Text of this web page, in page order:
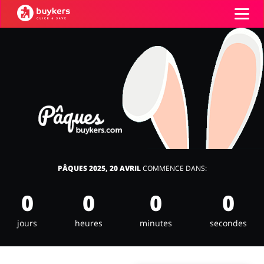
Alimentation & alcool Livres & Divertissement
Cadeaux & Papeterie
Boutiques
S'inscrire
PÂQUES 2025, 20 AVRILCOMMENCE DANS:
0
jours
0
heures
0
minutes
0
secondes